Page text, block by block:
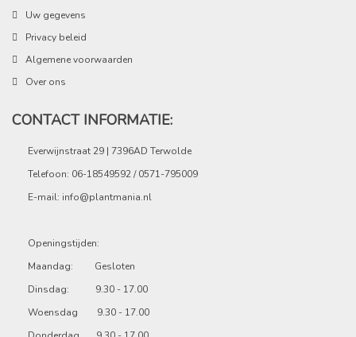
Uw gegevens
Privacy beleid
Algemene voorwaarden
Over ons
CONTACT INFORMATIE:
Everwijnstraat 29 | 7396AD Terwolde
Telefoon: 06-18549592 / 0571-795009
E-mail: info@plantmania.nl
Openingstijden:
Maandag: Gesloten
Dinsdag: 9.30 - 17.00
Woensdag 9.30 - 17.00